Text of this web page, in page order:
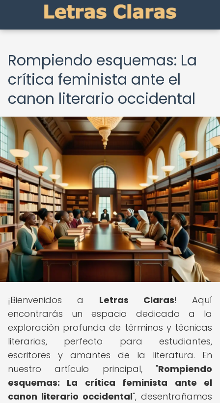
Rompiendo esquemas: La
crítica feminista ante el
canon literario occidental
¡Bienvenidos a Letras Claras! Aquí
encontrarás un espacio dedicado a la
exploración profunda de términos y técnicas
literarias, perfecto para estudiantes,
escritores y amantes de la literatura. En
nuestro artículo principal, "Rompiendo
esquemas: La crítica feminista ante el
canon literario occidental", desentrañamos